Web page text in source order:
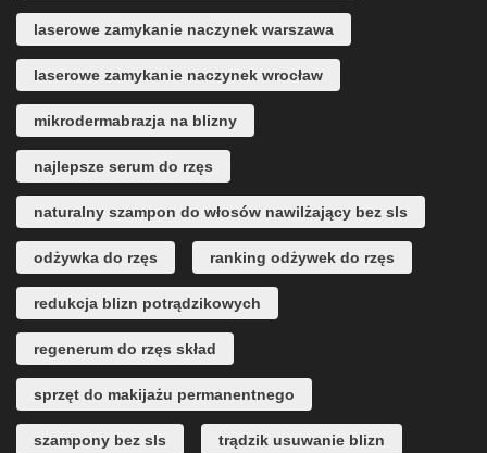
laserowe zamykanie naczynek warszawa
laserowe zamykanie naczynek wrocław
mikrodermabrazja na blizny
najlepsze serum do rzęs
naturalny szampon do włosów nawilżający bez sls
odżywka do rzęs ranking odżywek do rzęs
redukcja blizn potrądzikowych
regenerum do rzęs skład
sprzęt do makijażu permanentnego
szampony bez sls trądzik usuwanie blizn